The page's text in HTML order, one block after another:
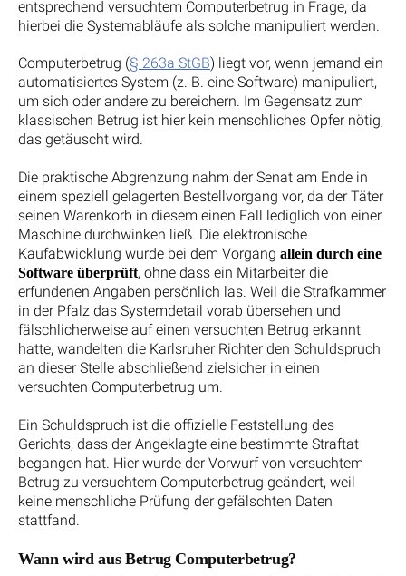
entsprechend versuchtem Computerbetrug in Frage, da
hierbei die Systemabläufe als solche manipuliert werden.
Computerbetrug (§ 263a StGB) liegt vor, wenn jemand ein
automatisiertes System (z. B. eine Software) manipuliert,
um sich oder andere zu bereichern. Im Gegensatz zum
klassischen Betrug ist hier kein menschliches Opfer nötig,
das getäuscht wird.
Die praktische Abgrenzung nahm der Senat am Ende in
einem speziell gelagerten Bestellvorgang vor, da der Täter
seinen Warenkorb in diesem einen Fall lediglich von einer
Maschine durchwinken ließ. Die elektronische
Kaufabwicklung wurde bei dem Vorgang allein durch eine
Software überprüft, ohne dass ein Mitarbeiter die
erfundenen Angaben persönlich las. Weil die Strafkammer
in der Pfalz das Systemdetail vorab übersehen und
fälschlicherweise auf einen versuchten Betrug erkannt
hatte, wandelten die Karlsruher Richter den Schuldspruch
an dieser Stelle abschließend zielsicher in einen
versuchten Computerbetrug um.
Ein Schuldspruch ist die offizielle Feststellung des
Gerichts, dass der Angeklagte eine bestimmte Straftat
begangen hat. Hier wurde der Vorwurf von versuchtem
Betrug zu versuchtem Computerbetrug geändert, weil
keine menschliche Prüfung der gefälschten Daten
stattfand.
Wann wird aus Betrug Computerbetrug?